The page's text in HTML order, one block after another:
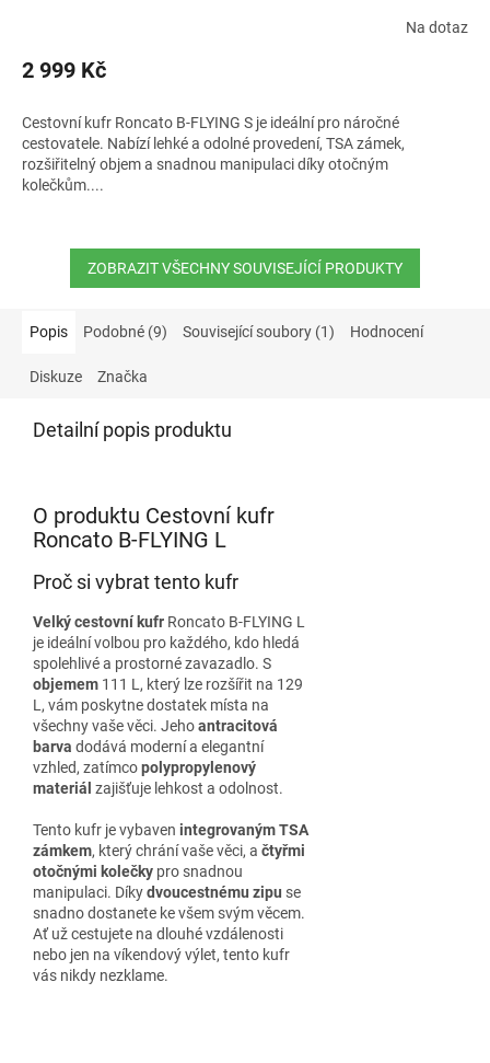
Na dotaz
2 999 Kč
Cestovní kufr Roncato B-FLYING S je ideální pro náročné
cestovatele. Nabízí lehké a odolné provedení, TSA zámek,
rozšiřitelný objem a snadnou manipulaci díky otočným
kolečkům....
ZOBRAZIT VŠECHNY SOUVISEJÍCÍ PRODUKTY
Popis Podobné (9) Související soubory (1) Hodnocení
Diskuze Značka
Detailní popis produktu
O produktu Cestovní kufr
Roncato B-FLYING L
Proč si vybrat tento kufr
Velký cestovní kufr Roncato B-FLYING L
je ideální volbou pro každého, kdo hledá
spolehlivé a prostorné zavazadlo. S
objemem 111 L, který lze rozšířit na 129
L, vám poskytne dostatek místa na
všechny vaše věci. Jehoantracitová
barva dodává moderní a elegantní
vzhled, zatímcopolypropylenový
materiál zajišťuje lehkost a odolnost.
Tento kufr je vybaven integrovaným TSA
zámkem, který chrání vaše věci, a čtyřmi
otočnými kolečky pro snadnou
manipulaci. Díkydvoucestnému zipu se
snadno dostanete ke všem svým věcem.
Ať už cestujete na dlouhé vzdálenosti
nebo jen na víkendový výlet, tento kufr
vás nikdy nezklame.